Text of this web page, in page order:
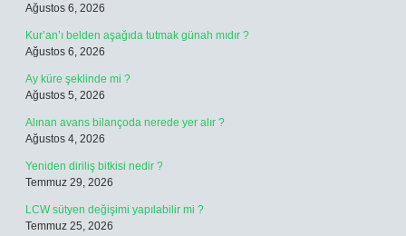
Ağustos 6, 2026
Kur’an’ı belden aşağıda tutmak günah mıdır ?
Ağustos 6, 2026
Ay küre şeklinde mi ?
Ağustos 5, 2026
Alınan avans bilançoda nerede yer alır ?
Ağustos 4, 2026
Yeniden diriliş bitkisi nedir ?
Temmuz 29, 2026
LCW sütyen değişimi yapılabilir mi ?
Temmuz 25, 2026